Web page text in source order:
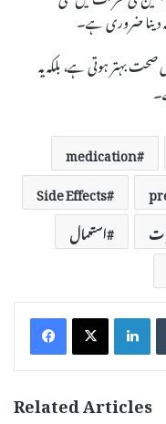
دینا ضروری ہے۔
بہتر ہوتی ہے، بلکہ یہ
medication
Side Effects
استعمال
Related Articles